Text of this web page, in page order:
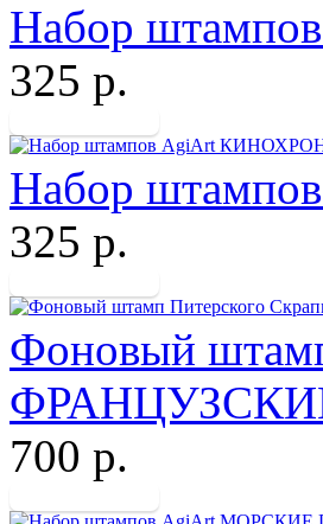
Набор
325 р.
Набор
325 р.
Фоновый
700 р.